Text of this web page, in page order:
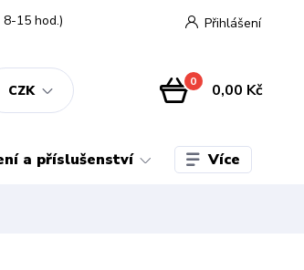
CZK
Přihlášení
8-15 hod.)
0 0,00 Kč
a příslušenství Více